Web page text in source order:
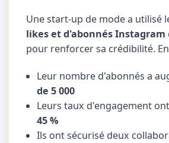
Une start-up de mode a utilisé
likes et d'abonnés Instagram
pour renforcer sa crédibilité.
Leur nombre d'abonnés a
de 5 000
Leurs taux d'engagement
45 %
Ils ont sécurisé deux